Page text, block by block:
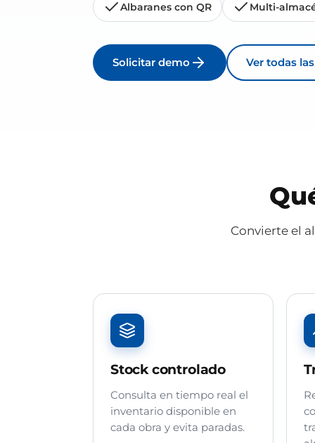
Albaranes con QR Multi-
Solicitar demo Ver todas
Convierte el
Stock controlado
Consulta en tiempo real el
inventario disponible en
cada obra y evita paradas.